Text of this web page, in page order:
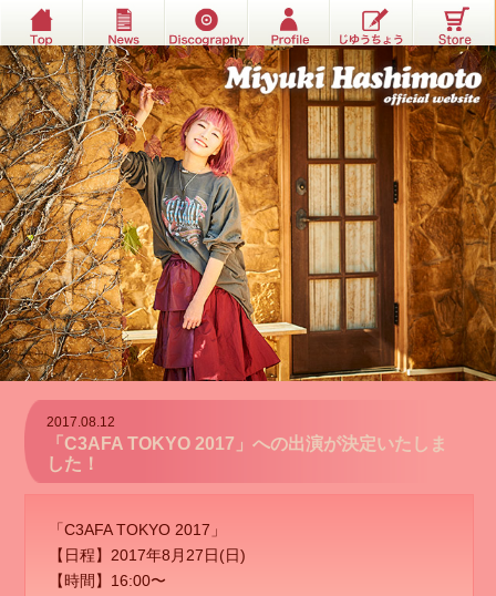
2017.08.12
「C3AFA TOKYO 2017」への出演が決定いたしま
した！
「C3AFA TOKYO 2017」
【日程】2017年8月27日(日)
【時間】16:00〜